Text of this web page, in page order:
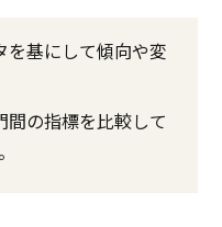
を基にして傾向や変
間の指標を比較して